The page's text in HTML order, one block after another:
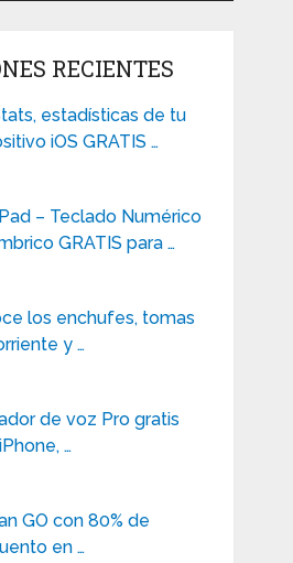
RECIENTES
estadísticas de tu
iOS GRATIS …
– Teclado Numérico
GRATIS para …
los enchufes, tomas
y …
de voz Pro gratis
…
GO con 80% de
en …